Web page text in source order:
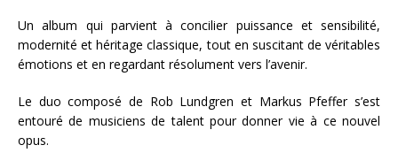
Un album qui parvient à concilier puissance et sensibilité,
modernité et héritage classique, tout en suscitant de véritables
émotions et en regardant résolument vers l’avenir.
Le duo composé de Rob Lundgren et Markus Pfeffer s’est
entouré de musiciens de talent pour donner vie à ce nouvel
opus.